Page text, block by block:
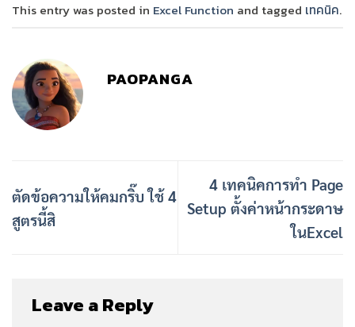
This entry was posted in Excel Function and tagged เทคนิค.
PAOPANGA
ตัดข้อความให้คมกริ๊บ ใช้ 4
สูตรนี้สิ
4 เทคนิคการทำ Page
Setup ตั้งค่าหน้ากระดาษ
ในExcel
Leave a Reply